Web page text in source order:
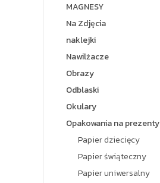
MAGNESY
Na Zdjęcia
naklejki
Nawilżacze
Obrazy
Odblaski
Okulary
Opakowania na prezenty
Papier dziecięcy
Papier świąteczny
Papier uniwersalny